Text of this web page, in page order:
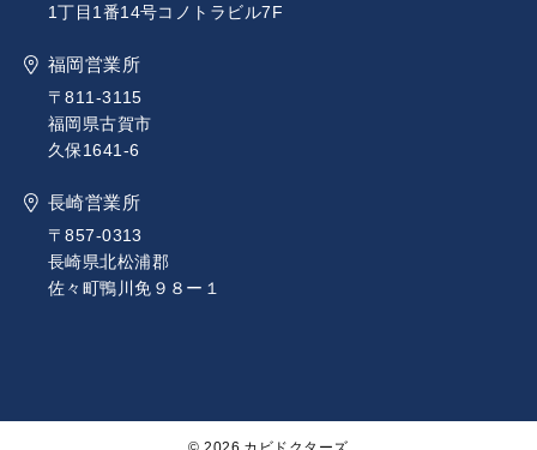
1丁目1番14号コノトラビル7F
福岡営業所
〒811-3115
福岡県古賀市
久保1641-6
長崎営業所
〒857-0313
長崎県北松浦郡
佐々町鴨川免９８ー１